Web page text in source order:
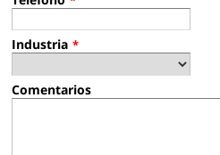
Industria *
Comentarios